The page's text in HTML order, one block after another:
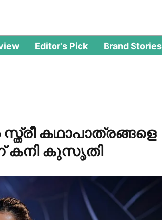
Editor's Pick Brand Stories
കഥാപാത്രങ്ങളെ
കനി കുസൃതി